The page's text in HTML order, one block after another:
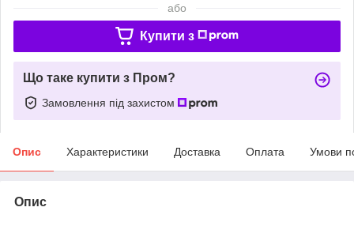
або
Купити з
Що таке купити з Пром?
Замовлення під захистом
Опис Характеристики Доставка Оплата Умови
Опис